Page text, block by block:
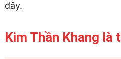
đây.
Kim Thần Khang là